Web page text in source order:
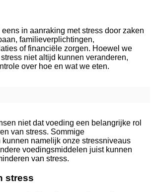
eens in aanraking met stress door zaken
familieverplichtingen,
of financiële zorgen. Hoewel we
niet altijd kunnen veranderen,
over hoe en wat we eten.
niet dat voeding een belangrijke rol
van stress. Sommige
namelijk onze stressniveaus
voedingsmiddelen juist kunnen
van stress.
stress